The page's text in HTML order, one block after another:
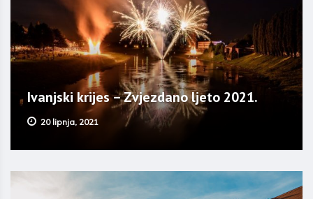
Ivanjski krijes – Zvjezdano ljeto 2021.
20 lipnja, 2021